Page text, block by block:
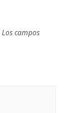
Los campos